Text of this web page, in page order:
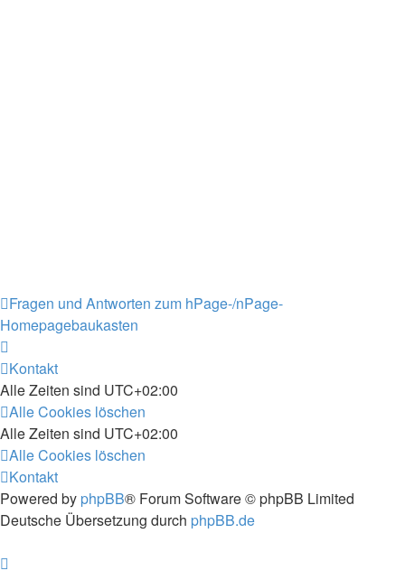
Fragen und Antworten zum hPage-/nPage-
Homepagebaukasten
Kontakt
Alle Zeiten sind UTC+02:00
Alle Cookies löschen
Alle Zeiten sind UTC+02:00
Alle Cookies löschen
Kontakt
Powered by phpBB® Forum Software © phpBB Limited
Deutsche Übersetzung durch phpBB.de